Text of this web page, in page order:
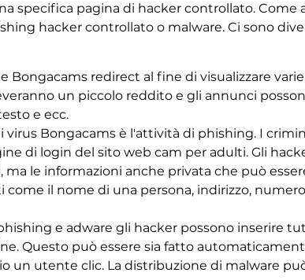
specifica pagina di hacker controllato. Come
hacker controllato o malware. Ci sono
Bongacams redirect al fine di visualizzare
un piccolo reddito e gli annunci
e ecc.
virus Bongacams è l'attività di phishing. I
di login del sito web cam per adulti. Gli
le informazioni anche privata che può
il nome di una persona, indirizzo,
e adware gli hacker possono inserire
Questo può essere sia fatto
un utente clic. La distribuzione di malware